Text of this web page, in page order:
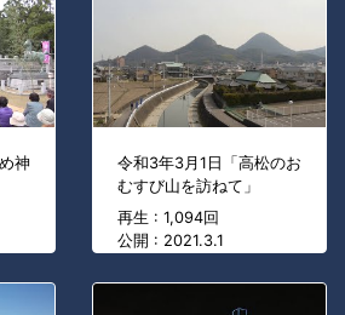
神
令和3年3月1日「高松のお
むすび山を訪ねて」
再生 : 1,094回
公開 : 2021.3.1